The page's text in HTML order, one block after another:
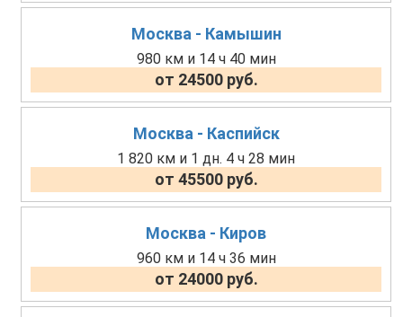
Москва - Камышин
980 км и 14 ч 40 мин
от 24500 руб.
Москва - Каспийск
1 820 км и 1 дн. 4 ч 28 мин
от 45500 руб.
Москва - Киров
960 км и 14 ч 36 мин
от 24000 руб.